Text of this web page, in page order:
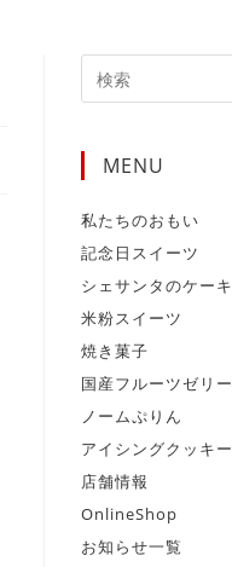
MENU
私たちのおもい
記念日スイーツ
シェサンタのケーキ
米粉スイーツ
焼き菓子
国産フルーツゼリー
ノームぷりん
アイシングクッキー
店舗情報
OnlineShop
お知らせ一覧